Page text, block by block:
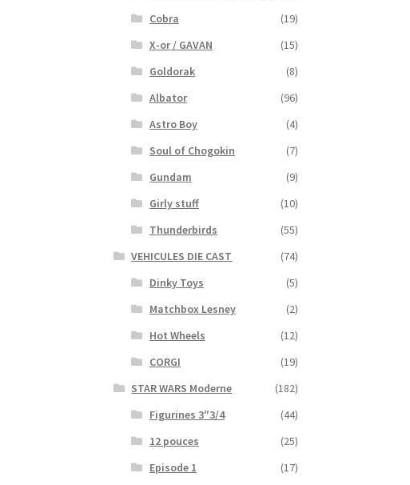
Cobra
(19)
X-or / GAVAN
(15)
Goldorak
(8)
Albator
(96)
Astro Boy
(4)
Soul of Chogokin
(7)
Gundam
(9)
Girly stuff
(10)
Thunderbirds
(55)
VEHICULES DIE CAST
(74)
Dinky Toys
(5)
Matchbox Lesney
(2)
Hot Wheels
(12)
CORGI
(19)
STAR WARS Moderne
(182)
Figurines 3″3/4
(44)
12 pouces
(25)
Episode 1
(17)